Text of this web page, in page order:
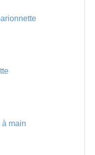
à main